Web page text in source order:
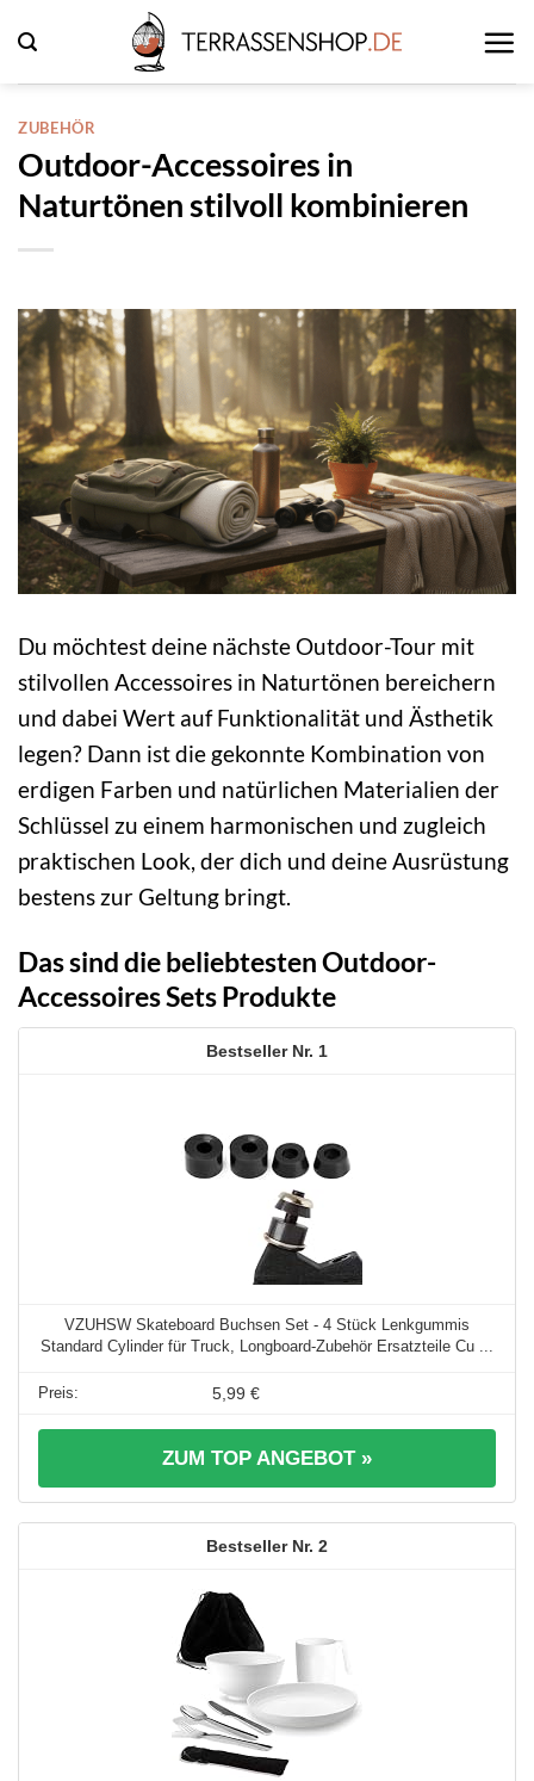
Inhalt
springen
ZUBEHÖR
Outdoor-Accessoires in
Naturtönen stilvoll kombinieren
Du möchtest deine nächste Outdoor-Tour mit
stilvollen Accessoires in Naturtönen bereichern
und dabei Wert auf Funktionalität und Ästhetik
legen? Dann ist die gekonnte Kombination von
erdigen Farben und natürlichen Materialien der
Schlüssel zu einem harmonischen und zugleich
praktischen Look, der dich und deine Ausrüstung
bestens zur Geltung bringt.
Das sind die beliebtesten Outdoor-
Accessoires Sets Produkte
1
VZUHSW Skateboard Buchsen Set - 4 Stück Lenkgummis
Standard Cylinder für Truck, Longboard-Zubehör Ersatzteile Cu ...
5,99 €
ZUM TOP ANGEBOT »
2